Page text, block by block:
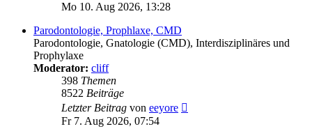
Mo 10. Aug 2026, 13:28
Parodontologie, Prophlaxe, CMD
Parodontologie, Gnatologie (CMD), Interdisziplinäres und
Prophylaxe
Moderator: cliff
398 Themen
8522 Beiträge
Letzter Beitrag von eeyore
Fr 7. Aug 2026, 07:54